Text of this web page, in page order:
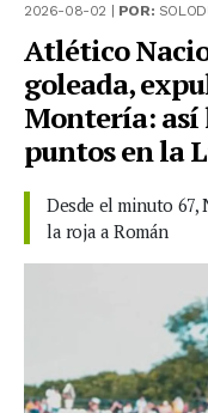
2026-08-02 | POR:
Atlético
goleada,
Montería: así
puntos en la
Desde el minuto 67,
la roja a Román